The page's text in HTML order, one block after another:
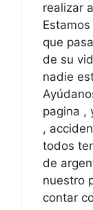
realizar
que
de su
nadie
pagina ,
,
todos
de
nuestro
contar